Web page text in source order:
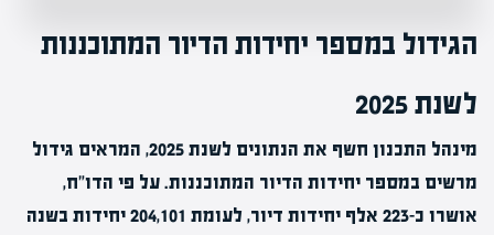
הגידול במספר יחידות הדיור המתוכננות
לשנת 2025
מינהל התכנון חשף את הנתונים לשנת 2025, המראים גידול
מרשים במספר יחידות הדיור המתוכננות. על פי הדו"ח,
אושרו כ-223 אלף יחידות דיור, לעומת 204,101 יחידות בשנה